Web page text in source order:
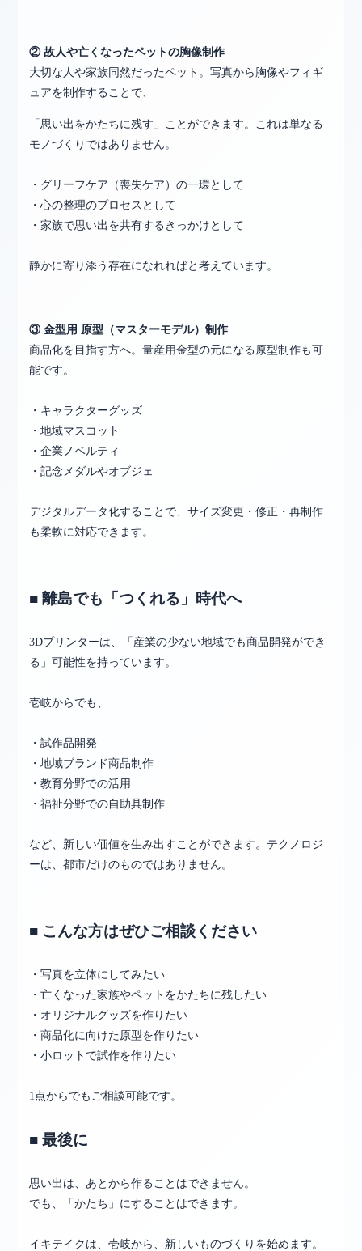
② 故人や亡くなったペットの胸像制作
大切な人や家族同然だったペット。写真から胸像やフィギ
ュアを制作することで、
「思い出をかたちに残す」ことができます。これは単なる
モノづくりではありません。
・グリーフケア（喪失ケア）の一環として
・心の整理のプロセスとして
・家族で思い出を共有するきっかけとして
静かに寄り添う存在になれればと考えています。
③ 金型用 原型（マスターモデル）制作
商品化を目指す方へ。量産用金型の元になる原型制作も可
能です。
・キャラクターグッズ
・地域マスコット
・企業ノベルティ
・記念メダルやオブジェ
デジタルデータ化することで、サイズ変更・修正・再制作
も柔軟に対応できます。
■ 離島でも「つくれる」時代へ
3Dプリンターは、「産業の少ない地域でも商品開発ができ
る」可能性を持っています。
壱岐からでも、
・試作品開発
・地域ブランド商品制作
・教育分野での活用
・福祉分野での自助具制作
など、新しい価値を生み出すことができます。テクノロジ
ーは、都市だけのものではありません。
■ こんな方はぜひご相談ください
・写真を立体にしてみたい
・亡くなった家族やペットをかたちに残したい
・オリジナルグッズを作りたい
・商品化に向けた原型を作りたい
・小ロットで試作を作りたい
1点からでもご相談可能です。
■ 最後に
思い出は、あとから作ることはできません。
でも、「かたち」にすることはできます。
イキテイクは、壱岐から、新しいものづくりを始めます。